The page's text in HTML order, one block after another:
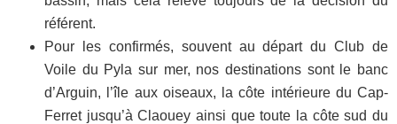
référent.
Pour les confirmés, souvent au départ du Club de
Voile du Pyla sur mer, nos destinations sont le banc
d’Arguin, l’île aux oiseaux, la côte intérieure du Cap-
Ferret jusqu’à Claouey ainsi que toute la côte sud du